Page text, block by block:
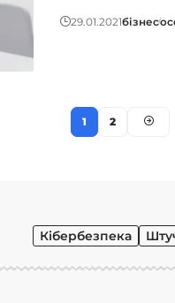
29.01.2021бізнес
1 2
Кібербезпека